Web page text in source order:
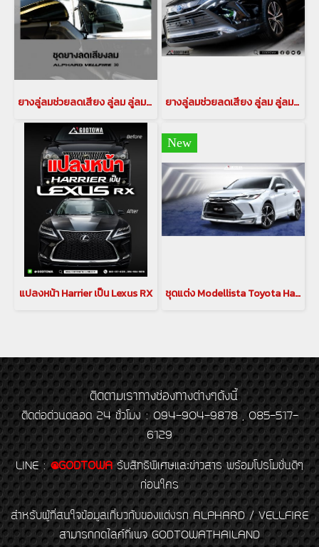
ยางลู่ลมช่วยลดเสียง ลู่ลม ลู่ลมอัลพาร์ด ลู่ลมเวลไฟร์ ลดเสียง อุปกรณลดเสียงรบกวนสำหรับรถอัลพาร์ด เวลไฟร์ กันเสียงลม ลดเสียงรบกวน(copy) ยางลู่ลมช่วยลดเสียง ลู่ลม ลู่ลมอัลพาร์ด ลู่ลมเวลไฟร์ ลดเสียง อุปกรณลดเสียงรบกวนสำหรับรถอัลพาร์ด เวลไฟร์ กันเสียงลม ลดเสียงรบกวน(copy)
แปลงหน้า Harrier เป็น Lexus RX
New
ชุดแต่ง Modellista Toyota Harrier
ติดตามเราทางช่องทางต่างๆดังนี้
ติดต่อด่วนตลอด 24 ชั่วโมง : 094-904-9878 , 085-517-
6129
LINE : @GODTOWA รับสิทธิพิเศษและข่าวสาร พร้อมโปรโมชั่นดีๆ
ก่อนใคร
สำหรับผู้ที่สนใจข้อมูลเกี่ยวกับของแต่งรถ ALPHARD / VELLFIRE
สามารถกดไลค์ที่เพจ GODTOWATHAILAND